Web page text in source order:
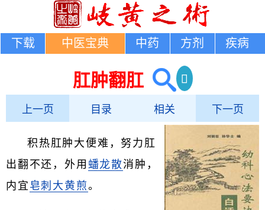
下载 中医宝典 中药 方剂 疾病
肛肿翻肛
上一页 目录 相关 下一页
积热肛肿大便难，努力肛
出翻不还，外用 蟠龙散消肿，
内宜 皂刺 大黄煎。